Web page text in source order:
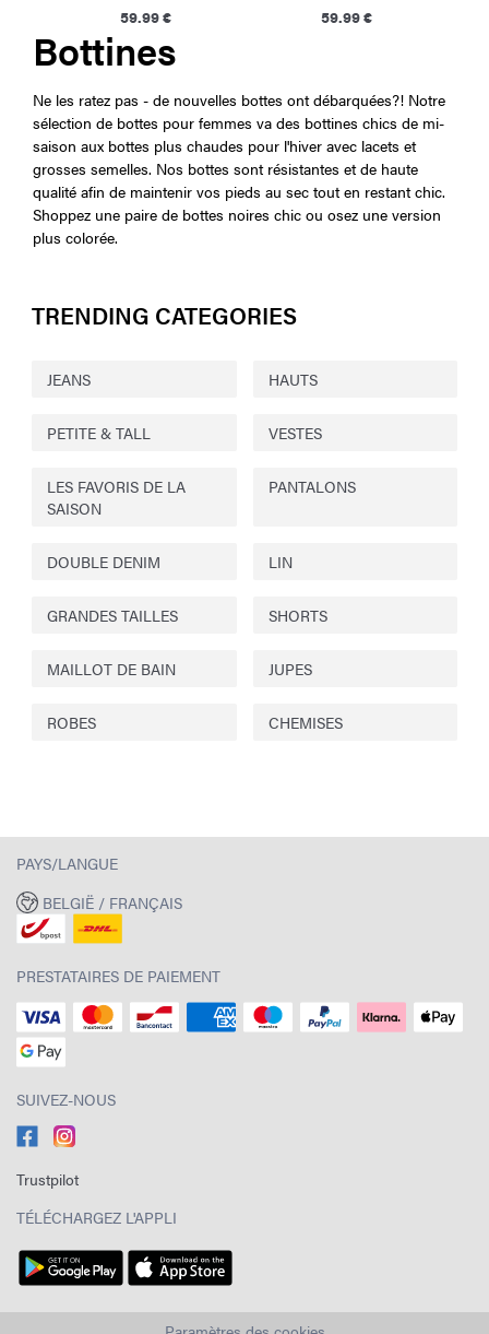
59.99 € 59.99 €
Bottines
Ne les ratez pas - de nouvelles bottes ont débarquées?! Notre
sélection de bottes pour femmes va des bottines chics de mi-
saison aux bottes plus chaudes pour l'hiver avec lacets et
grosses semelles. Nos bottes sont résistantes et de haute
qualité afin de maintenir vos pieds au sec tout en restant chic.
Shoppez une paire de bottes noires chic ou osez une version
plus colorée.
TRENDING CATEGORIES
JEANS HAUTS
PETITE & TALL VESTES
LES FAVORIS DE LA
SAISON
PANTALONS
DOUBLE DENIM LIN
GRANDES TAILLES SHORTS
MAILLOT DE BAIN JUPES
ROBES CHEMISES
PAYS/LANGUE
BELGIË / FRANÇAIS
PRESTATAIRES DE PAIEMENT
SUIVEZ-NOUS
Trustpilot
TÉLÉCHARGEZ L'APPLI